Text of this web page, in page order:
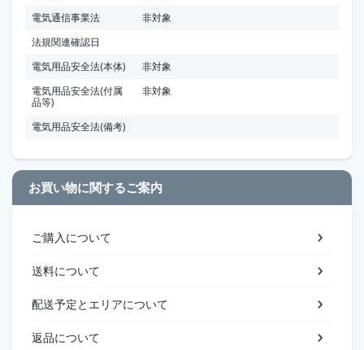
電気通信事業法
非対象
法規関連確認日
電気用品安全法(本体)
非対象
電気用品安全法(付属
品等)
非対象
電気用品安全法(備考)
お買い物に関するご案内
ご購入について
送料について
配送予定とエリアについて
返品について